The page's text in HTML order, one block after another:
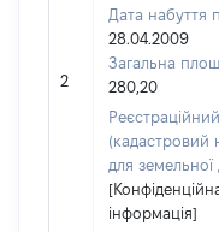
2
Дата набуття
28.04.2009
Загальна
280,20
(кадастровий
для земельної
інформація]